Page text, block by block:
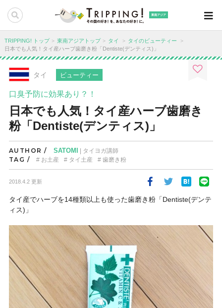
東南アジア
TRIPPING! トップ 東南アジアトップ タイ
タイのビューティー
日本でも人気！タイ産ハーブ歯磨き粉「Dentiste(デンティス)」
タイ ビューティー
口臭予防に効果あり？！
日本でも人気！タイ産ハーブ歯磨き
粉「Dentiste(デンティス)」
AUTHOR / SATOMI | タイヨガ講師
TAG / お土産 タイ土産 歯磨き粉
2018.4.2 更新
タイ産でハーブを14種類以上も使った歯磨き粉「Dentiste(デンテ
ィス)」